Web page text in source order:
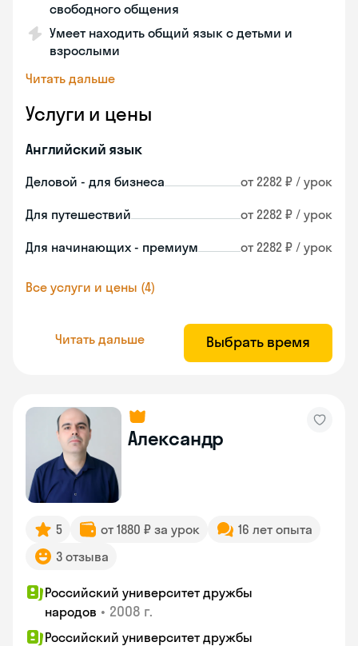
свободного общения
Умеет находить общий язык с детьми и
взрослыми
Читать дальше
Услуги и цены
Английский язык
Деловой - для бизнеса от 2282 ₽ / урок
Для путешествий от 2282 ₽ / урок
Для начинающих - премиум от 2282 ₽ / урок
Все услуги и цены (4)
Читать дальше Выбрать время
Александр
5 от 1880 ₽ за урок
16 лет опыта
3 отзыва
Российский университет дружбы
народов • 2008 г.
Российский университет дружбы